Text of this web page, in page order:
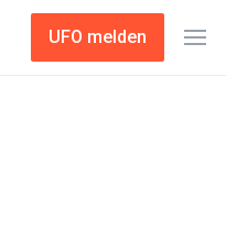
UFO melden